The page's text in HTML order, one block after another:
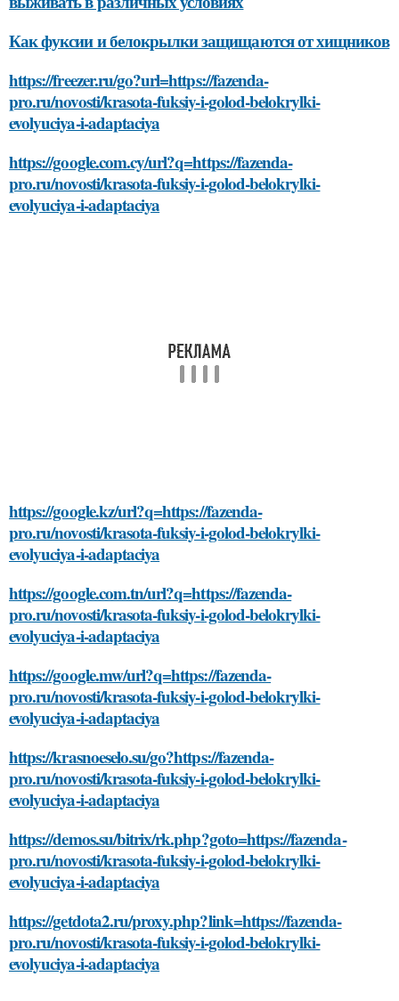
Как фуксии и белокрылки защищаются от хищников
https://freezer.ru/go?url=https://fazenda-
pro.ru/novosti/krasota-fuksiy-i-golod-belokrylki-
evolyuciya-i-adaptaciya
https://google.com.cy/url?q=https://fazenda-
pro.ru/novosti/krasota-fuksiy-i-golod-belokrylki-
evolyuciya-i-adaptaciya
https://google.kz/url?q=https://fazenda-
pro.ru/novosti/krasota-fuksiy-i-golod-belokrylki-
evolyuciya-i-adaptaciya
https://google.com.tn/url?q=https://fazenda-
pro.ru/novosti/krasota-fuksiy-i-golod-belokrylki-
evolyuciya-i-adaptaciya
https://google.mw/url?q=https://fazenda-
pro.ru/novosti/krasota-fuksiy-i-golod-belokrylki-
evolyuciya-i-adaptaciya
https://krasnoeselo.su/go?https://fazenda-
pro.ru/novosti/krasota-fuksiy-i-golod-belokrylki-
evolyuciya-i-adaptaciya
https://demos.su/bitrix/rk.php?goto=https://fazenda-
pro.ru/novosti/krasota-fuksiy-i-golod-belokrylki-
evolyuciya-i-adaptaciya
https://getdota2.ru/proxy.php?link=https://fazenda-
pro.ru/novosti/krasota-fuksiy-i-golod-belokrylki-
evolyuciya-i-adaptaciya